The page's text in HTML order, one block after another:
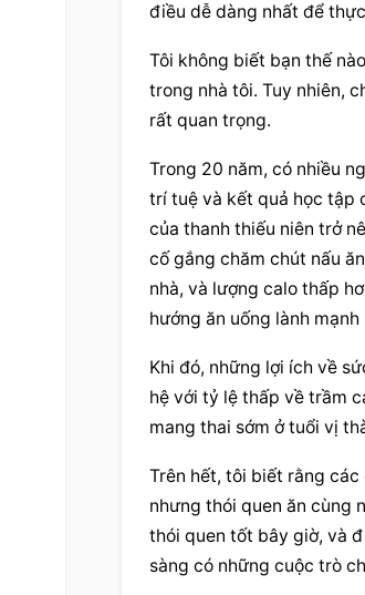
điều dễ dàng nhất để
Tôi không biết bạn thế
trong nhà tôi. Tuy nhiên,
rất quan trọng.
Trong 20 năm, có nhiều
trí tuệ và kết quả học tập
của thanh thiếu niên trở
cố gắng chăm chút nấu
nhà, và lượng calo thấp
hướng ăn uống lành
Khi đó, những lợi ích về
hệ với tỷ lệ thấp về trầm
mang thai sớm ở tuổi vị
Trên hết, tôi biết rằng
nhưng thói quen ăn cùng
thói quen tốt bây giờ, và
sàng có những cuộc trò